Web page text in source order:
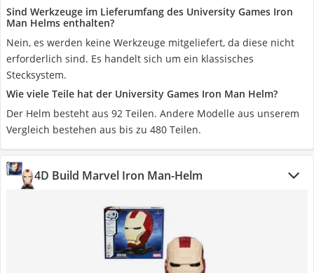
Sind Werkzeuge im Lieferumfang des University Games Iron
Man Helms enthalten?
Nein, es werden keine Werkzeuge mitgeliefert, da diese nicht
erforderlich sind. Es handelt sich um ein klassisches
Stecksystem.
Wie viele Teile hat der University Games Iron Man Helm?
Der Helm besteht aus 92 Teilen. Andere Modelle aus unserem
Vergleich bestehen aus bis zu 480 Teilen.
4D Build Marvel Iron Man-Helm